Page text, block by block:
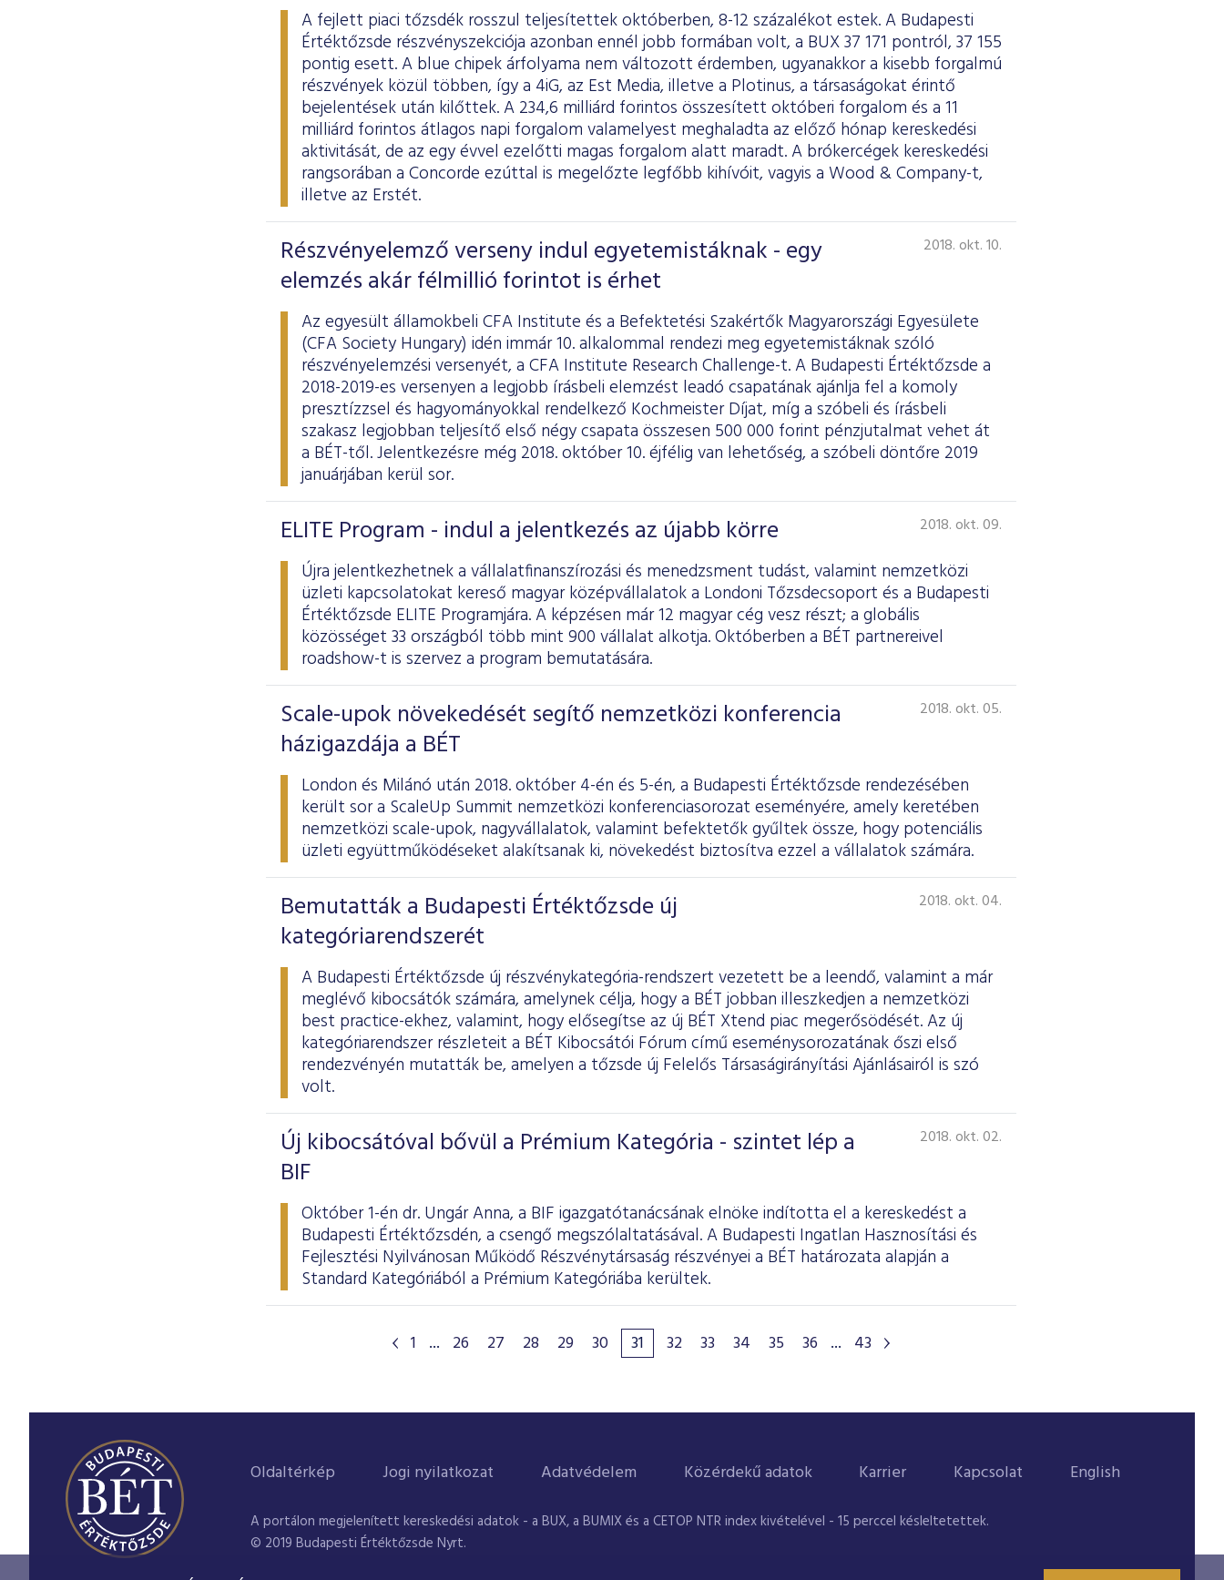
A fejlett piaci tőzsdék rosszul teljesítettek októberben, 8-12 százalékot estek. A Budapesti
Értéktőzsde részvényszekciója azonban ennél jobb formában volt, a BUX 37 171 pontról, 37 155
pontig esett. A blue chipek árfolyama nem változott érdemben, ugyanakkor a kisebb forgalmú
részvények közül többen, így a 4iG, az Est Media, illetve a Plotinus, a társaságokat érintő
bejelentések után kilőttek. A 234,6 milliárd forintos összesített októberi forgalom és a 11
milliárd forintos átlagos napi forgalom valamelyest meghaladta az előző hónap kereskedési
aktivitását, de az egy évvel ezelőtti magas forgalom alatt maradt. A brókercégek kereskedési
rangsorában a Concorde ezúttal is megelőzte legfőbb kihívóit, vagyis a Wood & Company-t,
illetve az Erstét.
Részvényelemző verseny indul egyetemistáknak - egy
elemzés akár félmillió forintot is érhet
2018. okt. 10.
Az egyesült államokbeli CFA Institute és a Befektetési Szakértők Magyarországi Egyesülete
(CFA Society Hungary) idén immár 10. alkalommal rendezi meg egyetemistáknak szóló
részvényelemzési versenyét, a CFA Institute Research Challenge-t. A Budapesti Értéktőzsde a
2018-2019-es versenyen a legjobb írásbeli elemzést leadó csapatának ajánlja fel a komoly
presztízzsel és hagyományokkal rendelkező Kochmeister Díjat, míg a szóbeli és írásbeli
szakasz legjobban teljesítő első négy csapata összesen 500 000 forint pénzjutalmat vehet át
a BÉT-től. Jelentkezésre még 2018. október 10. éjfélig van lehetőség, a szóbeli döntőre 2019
januárjában kerül sor.
ELITE Program - indul a jelentkezés az újabb körre 2018. okt. 09.
Újra jelentkezhetnek a vállalatfinanszírozási és menedzsment tudást, valamint nemzetközi
üzleti kapcsolatokat kereső magyar középvállalatok a Londoni Tőzsdecsoport és a Budapesti
Értéktőzsde ELITE Programjára. A képzésen már 12 magyar cég vesz részt; a globális
közösséget 33 országból több mint 900 vállalat alkotja. Októberben a BÉT partnereivel
roadshow-t is szervez a program bemutatására.
Scale-upok növekedését segítő nemzetközi konferencia
házigazdája a BÉT
2018. okt. 05.
London és Milánó után 2018. október 4-én és 5-én, a Budapesti Értéktőzsde rendezésében
került sor a ScaleUp Summit nemzetközi konferenciasorozat eseményére, amely keretében
nemzetközi scale-upok, nagyvállalatok, valamint befektetők gyűltek össze, hogy potenciális
üzleti együttműködéseket alakítsanak ki, növekedést biztosítva ezzel a vállalatok számára.
Bemutatták a Budapesti Értéktőzsde új
kategóriarendszerét
2018. okt. 04.
A Budapesti Értéktőzsde új részvénykategória-rendszert vezetett be a leendő, valamint a már
meglévő kibocsátók számára, amelynek célja, hogy a BÉT jobban illeszkedjen a nemzetközi
best practice-ekhez, valamint, hogy elősegítse az új BÉT Xtend piac megerősödését. Az új
kategóriarendszer részleteit a BÉT Kibocsátói Fórum című eseménysorozatának őszi első
rendezvényén mutatták be, amelyen a tőzsde új Felelős Társaságirányítási Ajánlásairól is szó
volt.
Új kibocsátóval bővül a Prémium Kategória - szintet lép a
BIF
2018. okt. 02.
Október 1-én dr. Ungár Anna, a BIF igazgatótanácsának elnöke indította el a kereskedést a
Budapesti Értéktőzsdén, a csengő megszólaltatásával. A Budapesti Ingatlan Hasznosítási és
Fejlesztési Nyilvánosan Működő Részvénytársaság részvényei a BÉT határozata alapján a
Standard Kategóriából a Prémium Kategóriába kerültek.
1 ... 26 27 28 29 30 31 32 33 34 35 36 ... 43
Oldaltérkép Jogi nyilatkozat Adatvédelem Közérdekű adatok Karrier Kapcsolat English
A portálon megjelenített kereskedési adatok - a BUX, a BUMIX és a CETOP NTR index kivételével - 15 perccel késleltetettek.
© 2019 Budapesti Értéktőzsde Nyrt.